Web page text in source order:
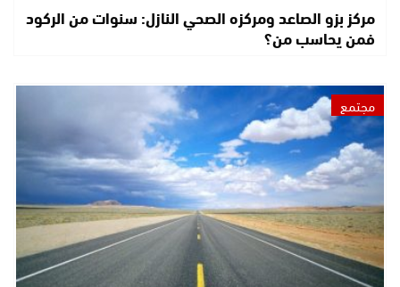
مركز بزو الصاعد ومركزه الصحي النازل: سنوات من الركود
فمن يحاسب من؟
مجتمع